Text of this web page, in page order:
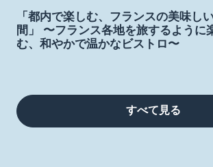
「都内で楽しむ、フランスの美味し
間」 〜フランス各地を旅するように
む、和やかで温かなビストロ〜
すべて見る